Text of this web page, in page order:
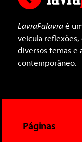
LavraPalavraé
veicula reflexões,
diversos temas e
contemporâneo.
Páginas